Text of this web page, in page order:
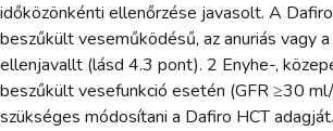
időközönkénti ellenőrzése javasolt. A
beszűkült veseműködésű, az anuriás vagy
ellenjavallt (lásd 4.3 pont). 2 Enyhe-,
beszűkült vesefunkció esetén (GFR ≥30
szükséges módosítani a Dafiro HCT adagját.